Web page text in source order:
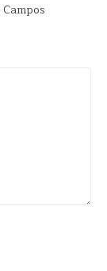
Campos